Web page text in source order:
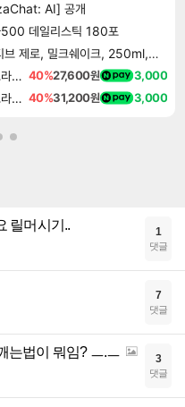
AI] 공개
데일리스틱 180포
로, 밀크쉐이크, 250ml, 18개
나 혼자만 레벨업 어라이즈 오버드라이브 Solo Leveling Arise 40%27,600원 3,000
나 혼자만 레벨업 어라이즈 오버드라이브 디럭스 에디션 Solo Leveling Arise Overdrive Deluxe Edition 40%31,200원 3,000
릴머시기.. 1
댓글
7
댓글
는법이 뭐임? ㅡ.ㅡ 3
댓글